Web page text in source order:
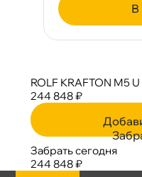
ROLF KRAFTON M5
244 848 ₽
Забрать сегодня
244 848 ₽